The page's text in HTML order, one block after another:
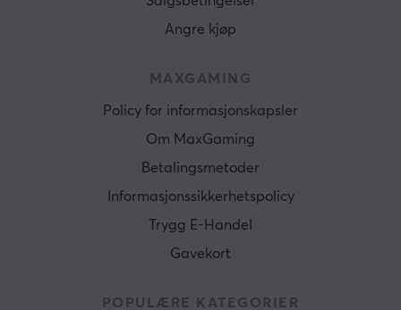
Angre kjøp
MAXGAMING
Policy for informasjonskapsler
Om MaxGaming
Betalingsmetoder
Informasjonssikkerhetspolicy
Trygg E-Handel
Gavekort
POPULÆRE KATEGORIER